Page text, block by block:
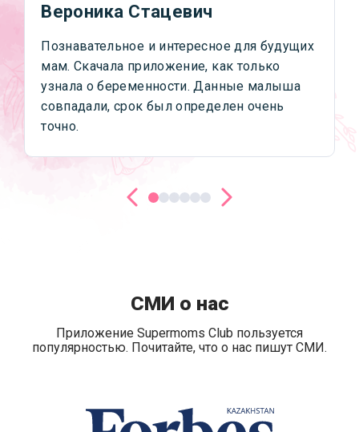
Вероника Стацевич
Познавательное и интересное для будущих
мам. Скачала приложение, как только
узнала о беременности. Данные малыша
совпадали, срок был определен очень
точно.
СМИ о нас
Приложение Supermoms Club пользуется
популярностью. Почитайте, что о нас пишут СМИ.